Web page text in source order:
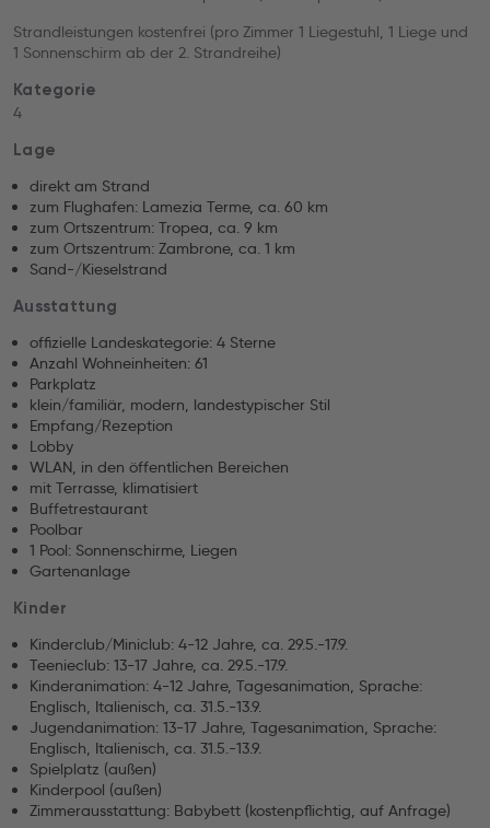
Strandleistungen kostenfrei (pro Zimmer 1 Liegestuhl, 1 Liege und
1 Sonnenschirm ab der 2. Strandreihe)
Kategorie
4
Lage
direkt am Strand
zum Flughafen: Lamezia Terme, ca. 60 km
zum Ortszentrum: Tropea, ca. 9 km
zum Ortszentrum: Zambrone, ca. 1 km
Sand-/Kieselstrand
Ausstattung
offizielle Landeskategorie: 4 Sterne
Anzahl Wohneinheiten: 61
Parkplatz
klein/familiär, modern, landestypischer Stil
Empfang/Rezeption
Lobby
WLAN, in den öffentlichen Bereichen
mit Terrasse, klimatisiert
Buffetrestaurant
Poolbar
1 Pool: Sonnenschirme, Liegen
Gartenanlage
Kinder
Kinderclub/Miniclub: 4-12 Jahre, ca. 29.5.-17.9.
Teenieclub: 13-17 Jahre, ca. 29.5.-17.9.
Kinderanimation: 4-12 Jahre, Tagesanimation, Sprache:
Englisch, Italienisch, ca. 31.5.-13.9.
Jugendanimation: 13-17 Jahre, Tagesanimation, Sprache:
Englisch, Italienisch, ca. 31.5.-13.9.
Spielplatz (außen)
Kinderpool (außen)
Zimmerausstattung: Babybett (kostenpflichtig, auf Anfrage)